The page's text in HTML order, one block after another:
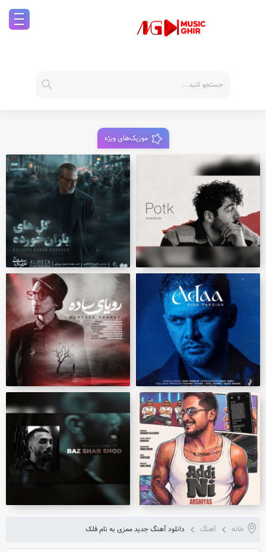
موزیک‌های ویژه
خانه آهنگ دانلود آهنگ جدید ممزی به نام فلک